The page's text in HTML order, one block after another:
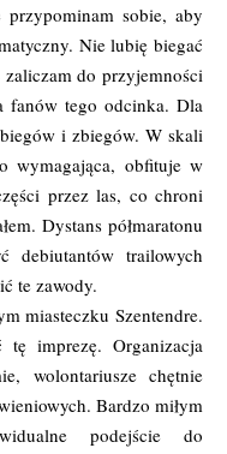
sobie, aby
Nie lubię biegać
do przyjemności
fanów tego odcinka. Dla
i zbiegów. W skali
wymagająca, obfituje w
przez las, co chroni
Dystans półmaratonu
debiutantów trailowych
te zawody.
miasteczku Szentendre.
imprezę. Organizacja
wolontariusze chętnie
Bardzo miłym
podejście do